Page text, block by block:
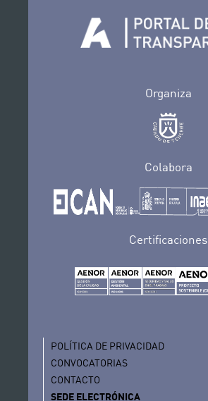
Organiza
Colabora
Certificaciones
POLÍTICA DE PRIVACIDAD
CONVOCATORIAS
CONTACTO
SEDE ELECTRÓNICA